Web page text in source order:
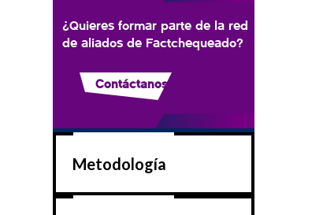
¿Quieres formar parte de la red
de aliados de Factchequeado?
Contáctanos
Metodología